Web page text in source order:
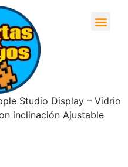
Studio Display – Vidrio
inclinación Ajustable